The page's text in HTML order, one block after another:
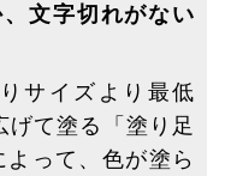
文字切れがない
サイズより最低
て塗る「塗り足
って、色が塗ら